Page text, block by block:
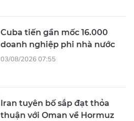
Cuba tiến gần mốc 16.000
doanh nghiệp phi nhà nước
03/08/2026 07:55
Iran tuyên bố sắp đạt thỏa
thuận với Oman về Hormuz